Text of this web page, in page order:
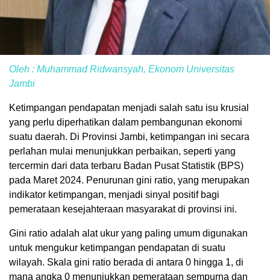
Oleh : Muhammad Ridwansyah, Ekonom Universitas
Jambi
Ketimpangan pendapatan menjadi salah satu isu krusial
yang perlu diperhatikan dalam pembangunan ekonomi
suatu daerah. Di Provinsi Jambi, ketimpangan ini secara
perlahan mulai menunjukkan perbaikan, seperti yang
tercermin dari data terbaru Badan Pusat Statistik (BPS)
pada Maret 2024. Penurunan gini ratio, yang merupakan
indikator ketimpangan, menjadi sinyal positif bagi
pemerataan kesejahteraan masyarakat di provinsi ini.
Gini ratio adalah alat ukur yang paling umum digunakan
untuk mengukur ketimpangan pendapatan di suatu
wilayah. Skala gini ratio berada di antara 0 hingga 1, di
mana angka 0 menunjukkan pemerataan sempurna dan